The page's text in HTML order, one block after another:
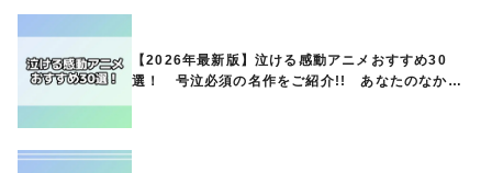
【2026年最新版】泣ける感動アニメおすすめ30
選！ 号泣必須の名作をご紹介!! あなたのなかの